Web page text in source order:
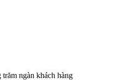
ngàn khách hàng